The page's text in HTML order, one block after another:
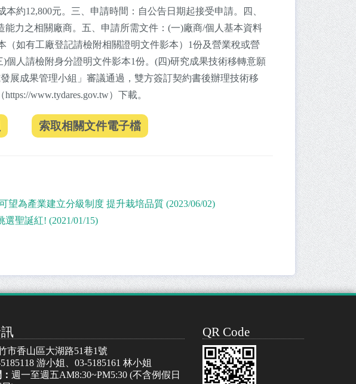
約12,800元。三、申請時間：自公告日期起接受申請。四、
力之相關廠商。五、申請所需文件：(一)廠商/個人基本資料
（如有工廠登記請檢附相關證明文件影本）1份及營業稅或營
個人請檢附身分證明文件影本1份。(四)研究成果技術移轉意願
展成果管理小組」審議通過，雙方簽訂契約書後辦理技術移
www.tydares.gov.tw）下載。
望為產業建立分級制度 提升栽培品質 (2023/06/02)
選聖誕紅! (2021/01/15)
市香山區大湖路51巷1號
游小姐、03-5185161 林小姐
週一至週五AM8:30~PM5:30 (不含例假日
QR Code